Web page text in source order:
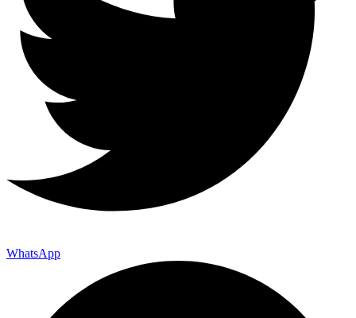
WhatsApp